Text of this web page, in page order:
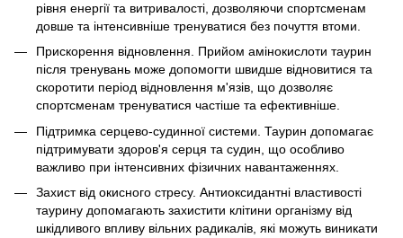
рівня енергії та витривалості, дозволяючи спортсменам
довше та інтенсивніше тренуватися без почуття втоми.
Прискорення відновлення. Прийом амінокислоти таурин
після тренувань може допомогти швидше відновитися та
скоротити період відновлення м'язів, що дозволяє
спортсменам тренуватися частіше та ефективніше.
Підтримка серцево-судинної системи. Таурин допомагає
підтримувати здоров'я серця та судин, що особливо
важливо при інтенсивних фізичних навантаженнях.
Захист від окисного стресу. Антиоксидантні властивості
таурину допомагають захистити клітини організму від
шкідливого впливу вільних радикалів, які можуть виникати